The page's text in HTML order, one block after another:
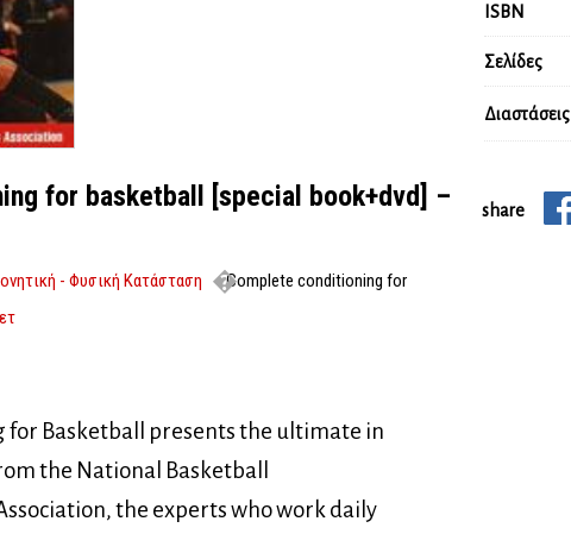
Διαστάσεις
ISBN
Σελίδες
share
for basketball [special book+dvd] –
- Φυσική Κατάσταση
Complete conditioning for
for Basketball presents the ultimate in
the National Basketball
the experts who work daily